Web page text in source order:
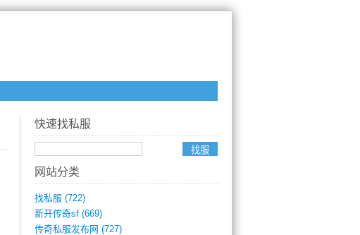
快速找私服
网站分类
找私服 (722)
新开传奇sf (669)
传奇私服发布网 (727)